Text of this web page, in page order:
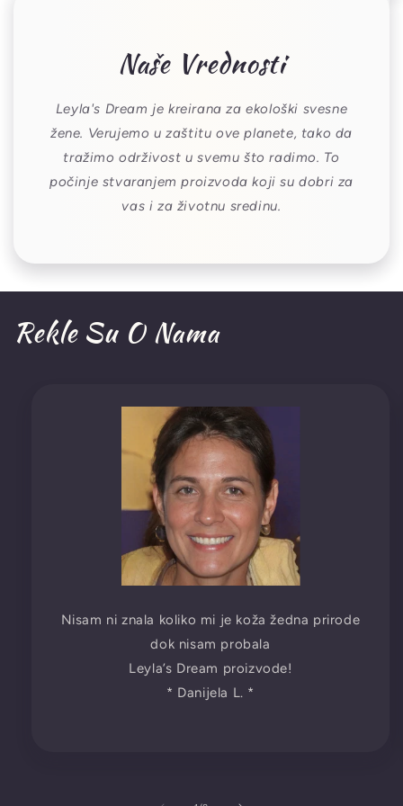
Naše Vrednosti
Leyla's Dream je kreirana za ekološki svesne
žene. Verujemo u zaštitu ove planete, tako da
tražimo održivost u svemu što radimo. To
počinje stvaranjem proizvoda koji su dobri za
vas i za životnu sredinu.
Rekle Su O Nama
Nisam ni znala koliko mi je koža žedna prirode
dok nisam probala
Leyla’s Dream proizvode!
* Danijela L. *